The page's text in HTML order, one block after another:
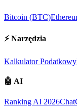
Bitcoin (BTC)
⚡ Narzędzia
Kalkulator Podatkowy
🤖 AI
Ranking AI 2026